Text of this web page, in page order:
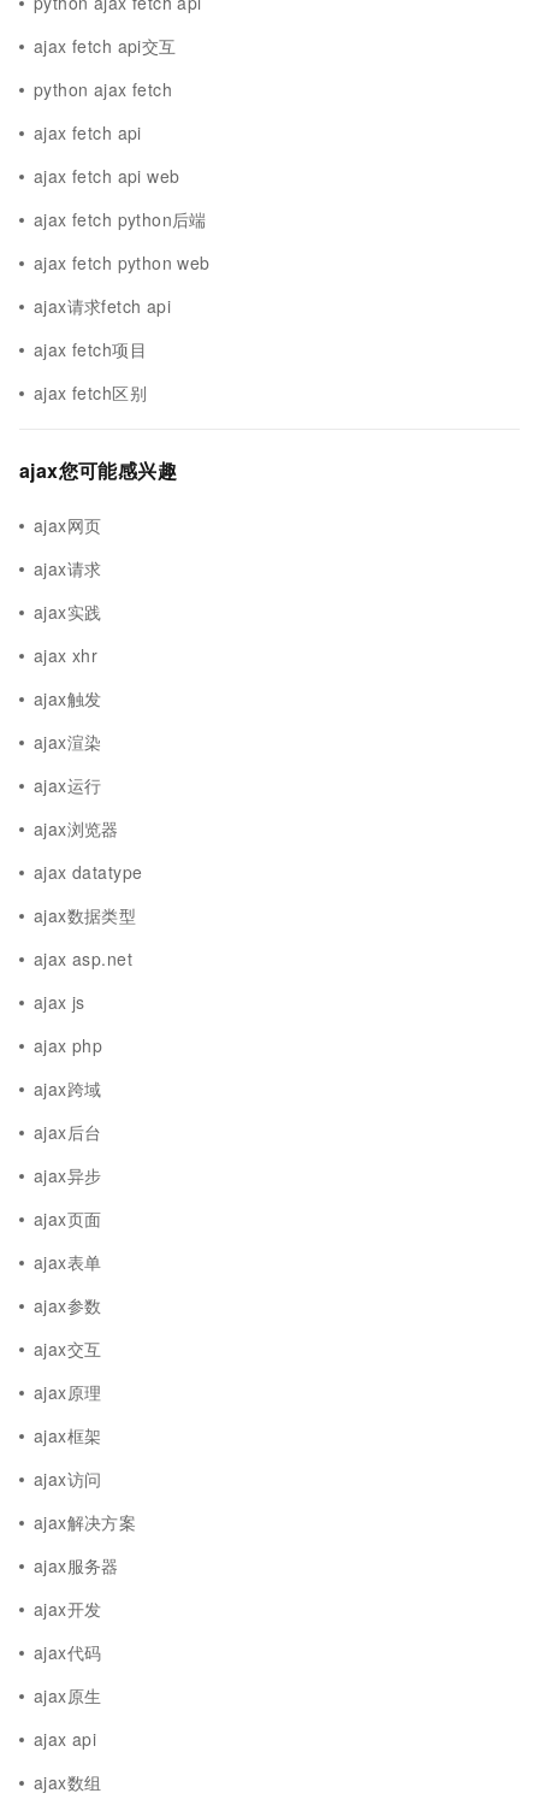
ajax fetch api交互
python ajax fetch
ajax fetch api
ajax fetch api web
ajax fetch python后端
ajax fetch python web
ajax请求fetch api
ajax fetch项目
ajax fetch区别
ajax您可能感兴趣
ajax网页
ajax请求
ajax实践
ajax xhr
ajax触发
ajax渲染
ajax运行
ajax浏览器
ajax datatype
ajax数据类型
ajax asp.net
ajax js
ajax php
ajax跨域
ajax后台
ajax异步
ajax页面
ajax表单
ajax参数
ajax交互
ajax原理
ajax框架
ajax访问
ajax解决方案
ajax服务器
ajax开发
ajax代码
ajax原生
ajax api
ajax数组